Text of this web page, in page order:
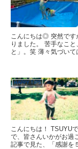
こんにちは◎ 突然です
りました。 苦手なこ
と」。笑 薄々気づい
HAPPY TIPS
こんにちは！ TSUYU
で、皆さんいかがお過
記事で見た、「感謝を